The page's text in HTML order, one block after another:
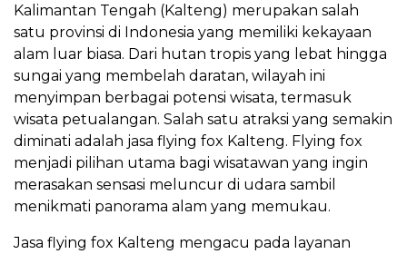
Kalimantan Tengah (Kalteng) merupakan salah
satu provinsi di Indonesia yang memiliki kekayaan
alam luar biasa. Dari hutan tropis yang lebat hingga
sungai yang membelah daratan, wilayah ini
menyimpan berbagai potensi wisata, termasuk
wisata petualangan. Salah satu atraksi yang semakin
diminati adalah jasa flying fox Kalteng. Flying fox
menjadi pilihan utama bagi wisatawan yang ingin
merasakan sensasi meluncur di udara sambil
menikmati panorama alam yang memukau.
Jasa flying fox Kalteng mengacu pada layanan